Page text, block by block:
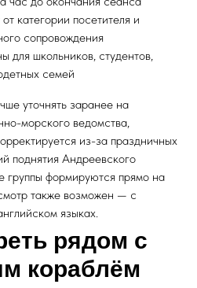
категории посетителя и
сопровождения
для школьников, студентов,
семей
уточнять заранее на
морского ведомства,
из-за праздничных
поднятия Андреевского
группы формируются прямо на
также возможен — с
языках.
рядом с
кораблём